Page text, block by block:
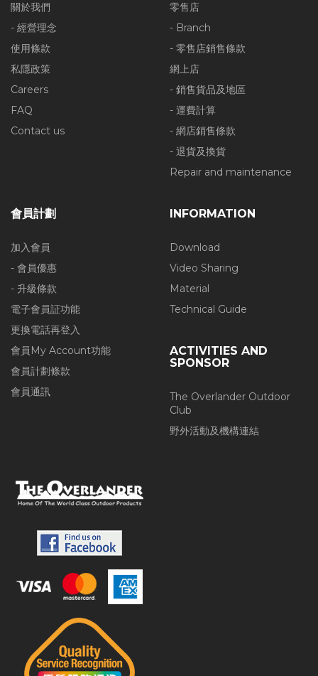
關於我們
- 經營理念
使用條款
私隱政策
Careers
FAQ
Contact us
零售店
- Branch
- 零售店銷售條款
網上店
- 銷售貨品及地區
- 運費計算
- 網店銷售條款
- 退貨及換貨
Repair and maintenance
會員計劃
加入會員
- 會員優惠
- 升級條款
電子會員証功能
更換電話再登入
會員My Account功能
會員計劃條款
會員通訊
INFORMATION
Download
Video Sharing
Material
Technical Guide
ACTIVITIES AND
SPONSOR
The Overlander Outdoor
Club
野外活動及機構連結